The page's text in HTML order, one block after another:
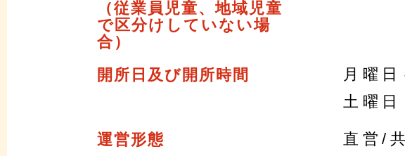
（従業員児童、地域児童
で区分けしていない場
合）
開所日及び開所時間
月曜
土曜
運営形態 直営/